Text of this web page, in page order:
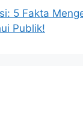
5 Fakta
Publik!